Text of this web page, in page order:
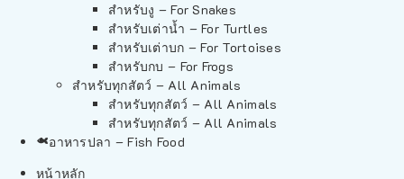
สำหรับงู – For Snakes
สำหรับเต่าน้ำ – For Turtles
สำหรับเต่าบก – For Tortoises
สำหรับกบ – For Frogs
สำหรับทุกสัตว์ – All Animals
สำหรับทุกสัตว์ – All Animals
สำหรับทุกสัตว์ – All Animals
อาหารปลา – Fish Food
หน้าหลัก